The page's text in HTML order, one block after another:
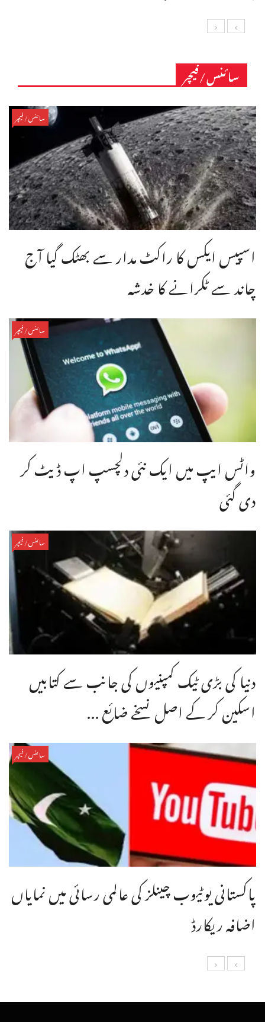
سائنس/فیچر
سائنس/فیچر
اسپیس ایکس کا راکٹ مدار سے بھٹک گیا آج
چاند سے ٹکرانے کا خدشہ
سائنس/فیچر
واٹس ایپ میں ایک نئی دلچسپ اپ ڈیٹ کر
دی گئی
سائنس/فیچر
دنیا کی بڑی ٹیک کمپنیوں کی جانب سے کتابیں
اسکین کر کے اصل نسخے ضائع ...
سائنس/فیچر
پاکستانی یوٹیوب چینلز کی عالمی رسائی میں نمایاں
اضافہ ریکارڈ